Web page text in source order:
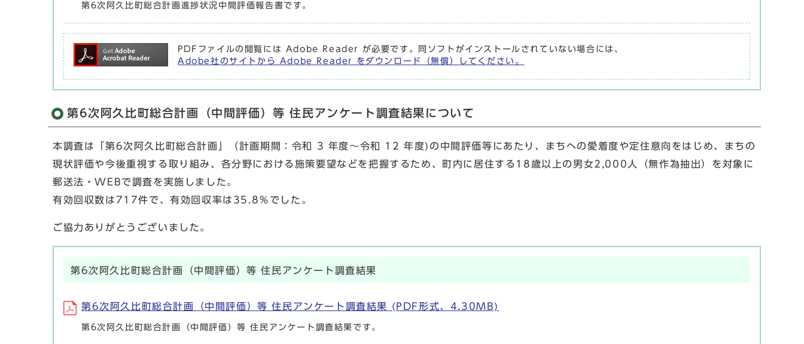
第6次阿久比町総合計画進捗状況中間評価報告書です。
PDFファイルの閲覧には Adobe Reader が必要です。同ソフトがインストールされていない場合には、
Adobe社のサイトから Adobe Reader をダウンロード（無償）してください。
第6次阿久比町総合計画（中間評価）等 住民アンケート調査結果について
本調査は「第6次阿久比町総合計画」（計画期間：令和 3 年度～令和 12 年度)の中間評価等にあたり、まちへの愛着度や定住意向をはじめ、まちの
現状評価や今後重視する取り組み、各分野における施策要望などを把握するため、町内に居住する18歳以上の男女2,000人（無作為抽出）を対象に
郵送法・WEBで調査を実施しました。
有効回収数は717件で、有効回収率は35.8％でした。
ご協力ありがとうございました。
第6次阿久比町総合計画（中間評価）等 住民アンケート調査結果
第6次阿久比町総合計画（中間評価）等 住民アンケート調査結果 (PDF形式、4.30MB)
第6次阿久比町総合計画（中間評価）等 住民アンケート調査結果です。